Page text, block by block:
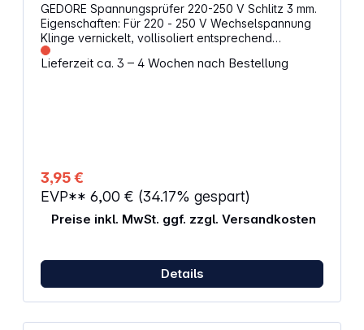
GEDORE Spannungsprüfer 220-250 V Schlitz 3 mm.
Eigenschaften: Für 220 - 250 V Wechselspannung
Klinge vernickelt, vollisoliert entsprechend
DIN VDE 0680-6 Schlitz: 3 mm Mit Metallclip und
gelber Kappe Messbereich: 220 - 250 V
Lieferzeit ca. 3 – 4 Wochen nach Bestellung
3,95 €
EVP** 6,00 € (34.17% gespart)
Preise inkl. MwSt. ggf. zzgl. Versandkosten
Details